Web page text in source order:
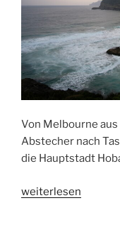
Von Melbourne
Abstecher nach
die Hauptstadt
„Hobart
weiterlesen